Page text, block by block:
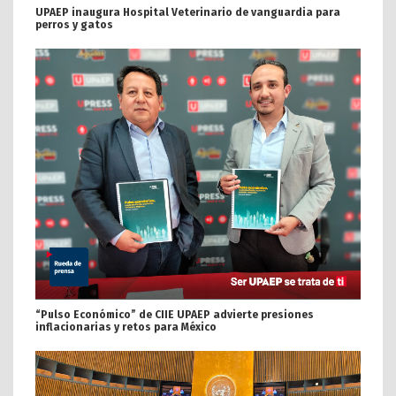
UPAEP inaugura Hospital Veterinario de vanguardia para
perros y gatos
“Pulso Económico” de CIIE UPAEP advierte presiones
inflacionarias y retos para México